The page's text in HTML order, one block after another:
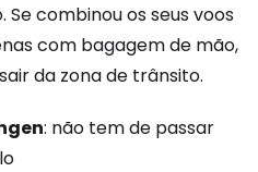
combinou os seus voos
com bagagem de mão,
da zona de trânsito.
: não tem de passar